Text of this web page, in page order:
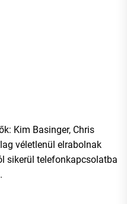
Kim Basinger, Chris
véletlenül elrabolnak
sikerül telefonkapcsolatba